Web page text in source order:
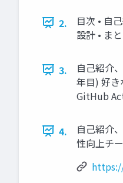
2.
目次 • 自
設計 • ま
3.
自己紹介
年目) 好
GitHub
4.
自己紹介
性向上チ